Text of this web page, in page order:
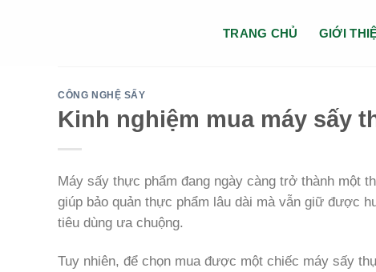
TRANG CHỦ GIỚI
CÔNG NGHỆ SẤY
Kinh nghiệm mua máy sấy
Máy sấy thực phẩm đang ngày càng trở thành một
giúp bảo quản thực phẩm lâu dài mà vẫn giữ được
tiêu dùng ưa chuộng.
Tuy nhiên, để chọn mua được một chiếc máy sấy